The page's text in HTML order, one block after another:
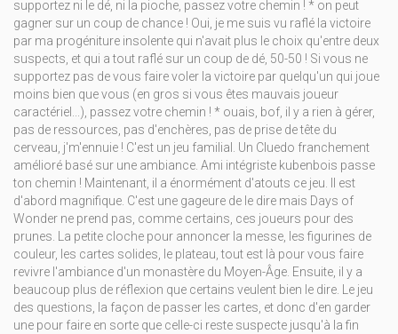
supportez ni le dé, ni la pioche, passez votre chemin ! * on peut
gagner sur un coup de chance ! Oui, je me suis vu raflé la victoire
par ma progéniture insolente qui n'avait plus le choix qu'entre deux
suspects, et qui a tout raflé sur un coup de dé, 50-50 ! Si vous ne
supportez pas de vous faire voler la victoire par quelqu'un qui joue
moins bien que vous (en gros si vous êtes mauvais joueur
caractériel...), passez votre chemin ! * ouais, bof, il y a rien à gérer,
pas de ressources, pas d'enchères, pas de prise de tête du
cerveau, j'm'ennuie ! C'est un jeu familial. Un Cluedo franchement
amélioré basé sur une ambiance. Ami intégriste kubenbois passe
ton chemin ! Maintenant, il a énormément d'atouts ce jeu. Il est
d'abord magnifique. C'est une gageure de le dire mais Days of
Wonder ne prend pas, comme certains, ces joueurs pour des
prunes. La petite cloche pour annoncer la messe, les figurines de
couleur, les cartes solides, le plateau, tout est là pour vous faire
revivre l'ambiance d'un monastère du Moyen-Âge. Ensuite, il y a
beaucoup plus de réflexion que certains veulent bien le dire. Le jeu
des questions, la façon de passer les cartes, et donc d'en garder
une pour faire en sorte que celle-ci reste suspecte jusqu'à la fin